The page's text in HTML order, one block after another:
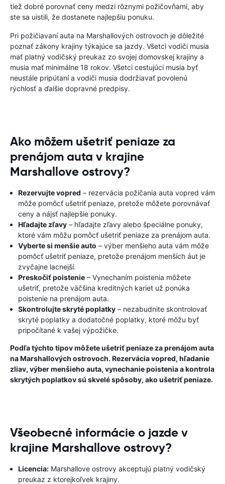
tiež dobré porovnať ceny medzi rôznymi požičovňami, aby
ste sa uistili, že dostanete najlepšiu ponuku.
Pri požičiavaní auta na Marshallových ostrovoch je dôležité
poznať zákony krajiny týkajúce sa jazdy. Všetci vodiči musia
mať platný vodičský preukaz zo svojej domovskej krajiny a
musia mať minimálne 18 rokov. Všetci cestujúci musia byť
neustále pripútaní a vodiči musia dodržiavať povolenú
rýchlosť a ďalšie dopravné predpisy.
Ako môžem ušetriť peniaze za
prenájom auta v krajine
Marshallove ostrovy?
Rezervujte vopred – rezervácia požičania auta vopred vám
môže pomôcť ušetriť peniaze, pretože môžete porovnávať
ceny a nájsť najlepšie ponuky.
Hľadajte zľavy – hľadajte zľavy alebo špeciálne ponuky,
ktoré vám môžu pomôcť ušetriť peniaze za prenájom auta.
Vyberte si menšie auto – výber menšieho auta vám môže
pomôcť ušetriť peniaze, pretože prenájom menších áut je
zvyčajne lacnejší.
Preskočiť poistenie – Vynechaním poistenia môžete
ušetriť, pretože väčšina kreditných kariet už ponúka
poistenie na prenájom auta.
Skontrolujte skryté poplatky – nezabudnite skontrolovať
skryté poplatky a dodatočné poplatky, ktoré môžu byť
pripočítané k vašej výpožičke.
Podľa týchto tipov môžete ušetriť peniaze za prenájom auta
na Marshallových ostrovoch. Rezervácia vopred, hľadanie
zliav, výber menšieho auta, vynechanie poistenia a kontrola
skrytých poplatkov sú skvelé spôsoby, ako ušetriť peniaze.
Všeobecné informácie o jazde v
krajine Marshallove ostrovy?
Licencia: Marshallove ostrovy akceptujú platný vodičský
preukaz z ktorejkoľvek krajiny.